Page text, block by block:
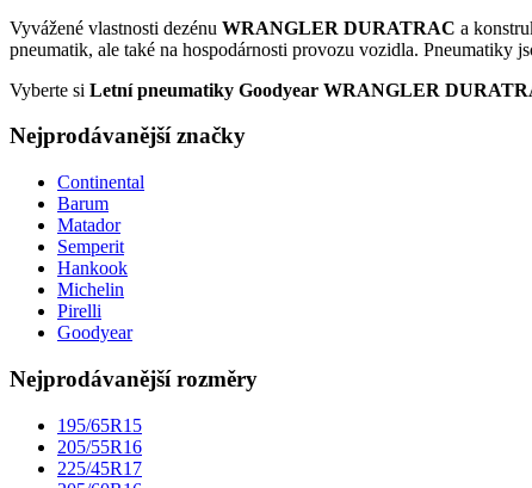
Vyvážené vlastnosti dezénu WRANGLER DURATRAC a
pneumatik, ale také na hospodárnosti provozu vozidla. Pneumatiky
Vyberte si Letní pneumatiky Goodyear WRANGLER
Nejprodávanější značky
Continental
Barum
Matador
Semperit
Hankook
Michelin
Pirelli
Goodyear
Nejprodávanější rozměry
195/65R15
205/55R16
225/45R17